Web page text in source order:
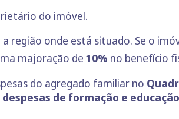
do imóvel.
a região onde está situado. Se o
majoração de 10% no benefício
do agregado familiar no
despesas de formação e educação